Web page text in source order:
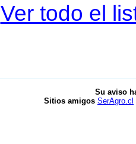
Ver todo el
Su aviso
Sitios amigos SerAgro.cl